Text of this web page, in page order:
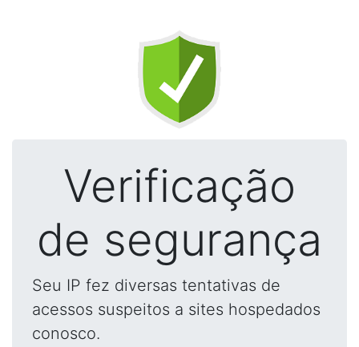
Verificação
de segurança
Seu IP fez diversas tentativas de
acessos suspeitos a sites hospedados
conosco.